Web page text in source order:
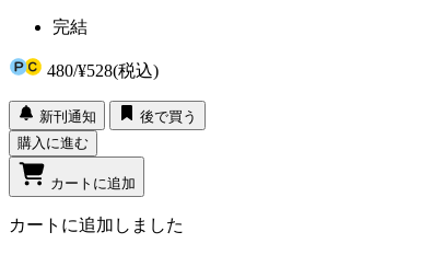
完結
480/¥528(税込)
新刊通知
後で買う
購入に進む
カートに追加
カートに追加しました